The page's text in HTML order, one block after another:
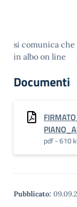
si comunica
in albo on line
Documenti
pdf - 610
Pubblicato: